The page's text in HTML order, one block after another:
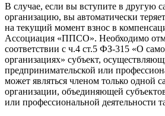
В случае, если вы вступите в другую
организацию, вы автоматически
на текущий момент взнос в
Ассоциация «ППСО». Необходимо
соответствии с ч.4 ст.5 ФЗ-315 «О
организациях» субъект,
предпринимательской или
может являться членом только одной
организации, объединяющей
или профессиональной деятельности